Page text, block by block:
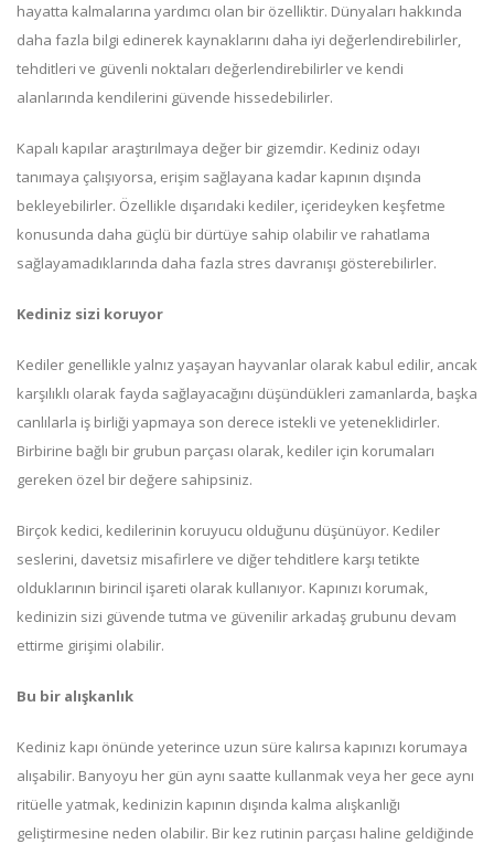
hayatta kalmalarına yardımcı olan bir özelliktir. Dünyaları hakkında
daha fazla bilgi edinerek kaynaklarını daha iyi değerlendirebilirler,
tehditleri ve güvenli noktaları değerlendirebilirler ve kendi
alanlarında kendilerini güvende hissedebilirler.
Kapalı kapılar araştırılmaya değer bir gizemdir. Kediniz odayı
tanımaya çalışıyorsa, erişim sağlayana kadar kapının dışında
bekleyebilirler. Özellikle dışarıdaki kediler, içerideyken keşfetme
konusunda daha güçlü bir dürtüye sahip olabilir ve rahatlama
sağlayamadıklarında daha fazla stres davranışı gösterebilirler.
Kediniz sizi koruyor
Kediler genellikle yalnız yaşayan hayvanlar olarak kabul edilir, ancak
karşılıklı olarak fayda sağlayacağını düşündükleri zamanlarda, başka
canlılarla iş birliği yapmaya son derece istekli ve yeteneklidirler.
Birbirine bağlı bir grubun parçası olarak, kediler için korumaları
gereken özel bir değere sahipsiniz.
Birçok kedici, kedilerinin koruyucu olduğunu düşünüyor. Kediler
seslerini, davetsiz misafirlere ve diğer tehditlere karşı tetikte
olduklarının birincil işareti olarak kullanıyor. Kapınızı korumak,
kedinizin sizi güvende tutma ve güvenilir arkadaş grubunu devam
ettirme girişimi olabilir.
Bu bir alışkanlık
Kediniz kapı önünde yeterince uzun süre kalırsa kapınızı korumaya
alışabilir. Banyoyu her gün aynı saatte kullanmak veya her gece aynı
ritüelle yatmak, kedinizin kapının dışında kalma alışkanlığı
geliştirmesine neden olabilir. Bir kez rutinin parçası haline geldiğinde